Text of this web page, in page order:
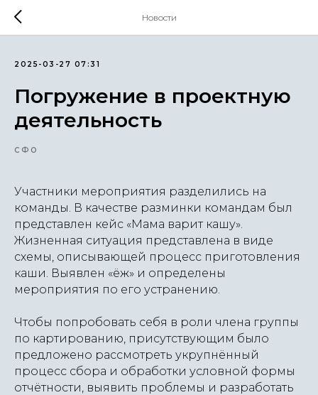
Новости
2025-03-27 07:31
Погружение в проектную
деятельность
СФО
Участники мероприятия разделились на
команды. В качестве разминки командам был
представлен кейс «Мама варит кашу».
Жизненная ситуация представлена в виде
схемы, описывающей процесс приготовления
каши. Выявлен «ёж» и определены
мероприятия по его устранению.
Чтобы попробовать себя в роли члена группы
по картированию, присутствующим было
предложено рассмотреть укрупнённый
процесс сбора и обработки условной формы
отчётности, выявить проблемы и разработать